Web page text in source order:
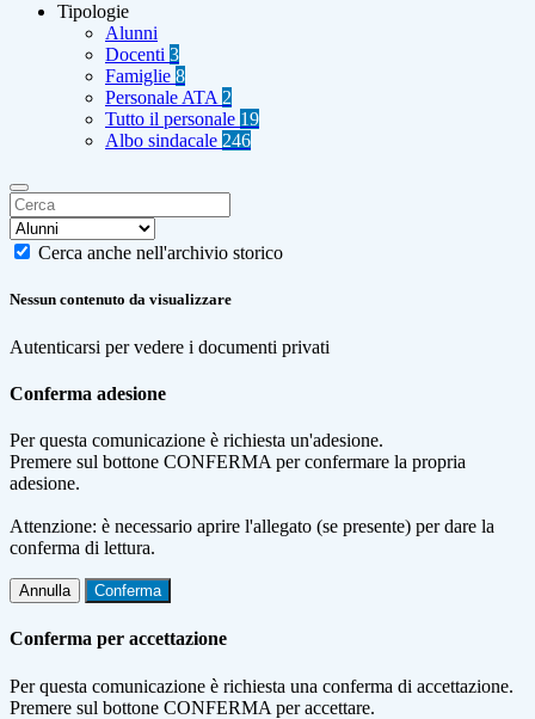
Tipologie
Alunni
Docenti 3
Famiglie 8
Personale ATA 2
Tutto il personale 19
Albo sindacale 246
Cerca anche nell'archivio storico
Nessun contenuto da visualizzare
Autenticarsi per vedere i documenti privati
Conferma adesione
Per questa comunicazione è richiesta un'adesione.
Premere sul bottone CONFERMA per confermare la propria
adesione.
Attenzione: è necessario aprire l'allegato (se presente) per dare la
conferma di lettura.
Annulla Conferma
Conferma per accettazione
Per questa comunicazione è richiesta una conferma di accettazione.
Premere sul bottone CONFERMA per accettare.